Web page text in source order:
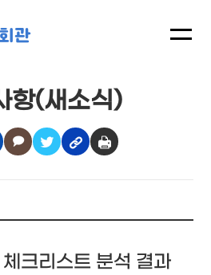
관
항(새소식)
크리스트 분석 결과